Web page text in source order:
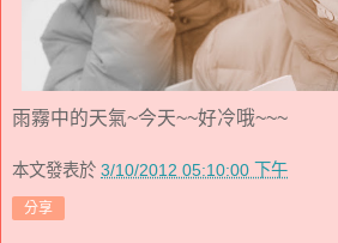
雨霧中的天氣~今天~~好冷哦~~~
本文發表於 3/10/2012 05:10:00 下午
分享